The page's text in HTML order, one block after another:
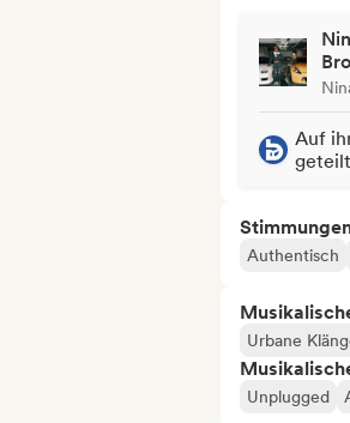
Auf
geteilt
Authentisch
Urbane
Unplugged